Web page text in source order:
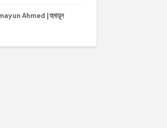
Ahmed | হুমায়ূন